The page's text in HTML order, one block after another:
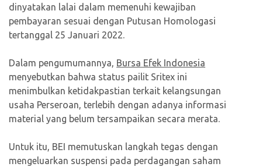
dinyatakan lalai dalam memenuhi kewajiban
pembayaran sesuai dengan Putusan Homologasi
tertanggal 25 Januari 2022.
Dalam pengumumannya, Bursa Efek Indonesia
menyebutkan bahwa status pailit Sritex ini
menimbulkan ketidakpastian terkait kelangsungan
usaha Perseroan, terlebih dengan adanya informasi
material yang belum tersampaikan secara merata.
Untuk itu, BEI memutuskan langkah tegas dengan
mengeluarkan suspensi pada perdagangan saham